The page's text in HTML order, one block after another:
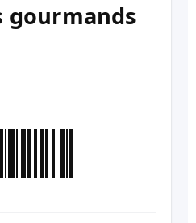
gourmands